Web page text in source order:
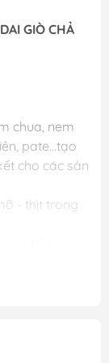
GIÒ CHẢ
chua, nem
pate...tạo
cho các sản
- thịt trong
nhũ tương
hụt trọng